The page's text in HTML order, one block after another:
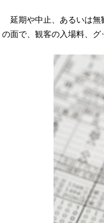
延期や中止、あるいは無
の面で、観客の入場料、グ